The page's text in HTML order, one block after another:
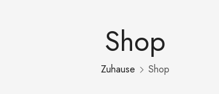
Shop
Zuhause Shop